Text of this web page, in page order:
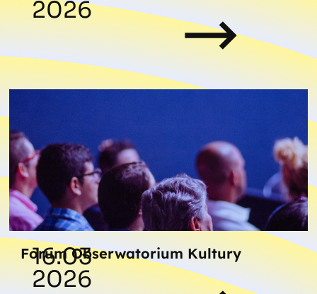
2026
Forum Obserwatorium Kultury
16.03
2026